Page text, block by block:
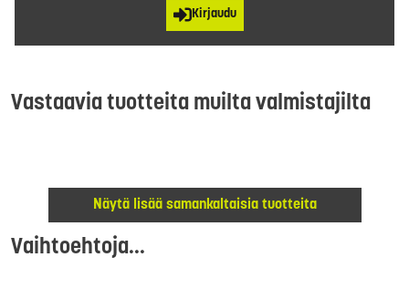
Kirjaudu
Vastaavia tuotteita muilta valmistajilta
Näytä lisää samankaltaisia tuotteita
Vaihtoehtoja...